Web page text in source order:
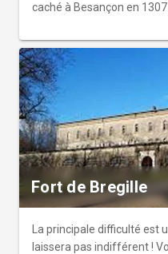
caché à Besançon en 1307
Fort de Bregille
La principale difficulté est
laissera pas indifférent !